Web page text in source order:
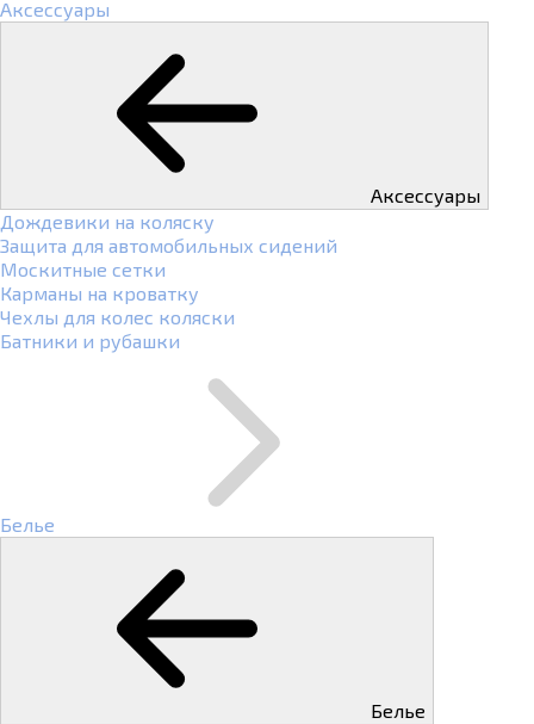
Аксессуары
Аксессуары
Дождевики на коляску
Защита для автомобильных сидений
Москитные сетки
Карманы на кроватку
Чехлы для колес коляски
Батники и рубашки
Белье
Белье